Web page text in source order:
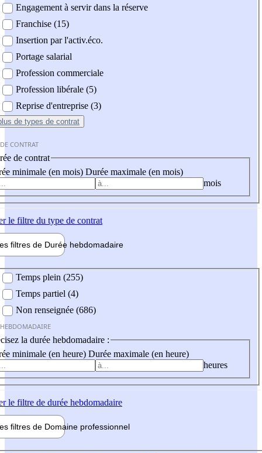
Engagement à servir dans la réserve
Franchise (15)
Insertion par l'activ.éco.
Portage salarial
Profession commerciale
Profession libérale (5)
Reprise d'entreprise (3)
de types de contrat
CONTRAT
de contrat
minimale (en mois) Durée maximale (en mois)
mois
le filtre du type de contrat
filtres de Durée hebdomadaire
Temps plein (255)
Temps partiel (4)
Non renseignée (686)
la durée hebdomadaire :
minimale (en heure) Durée maximale (en heure)
heures
le filtre de durée hebdomadaire
filtres de Domaine professionnel